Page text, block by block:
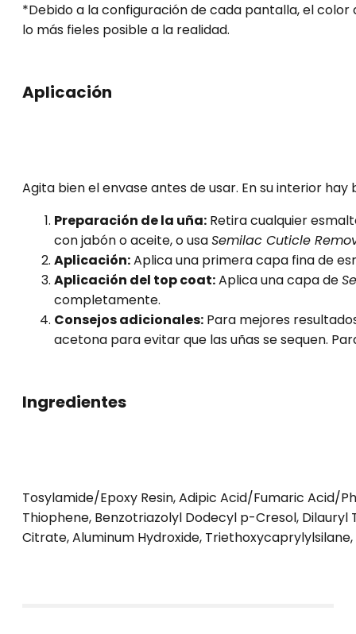
*Debido a la configuración de cada pantalla, el
lo más fieles posible a la realidad.
Aplicación
Agita bien el envase antes de usar. En su interior
Preparación de la uña: Retira cualquier
con jabón o aceite, o usaSemilac Cuticle
Aplicación:Aplica una primera capa fina de
Aplicación del top coat:Aplica una capa de
completamente.
Consejos adicionales: Para mejores
acetona para evitar que las uñas se sequen.
Ingredientes
Tosylamide/Epoxy Resin, Adipic Acid/Fumaric Acid/
Thiophene, Benzotriazolyl Dodecyl p-Cresol,
Citrate, Aluminum Hydroxide,